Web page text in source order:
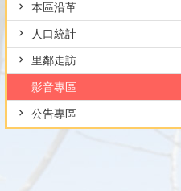
本區沿革
人口統計
里鄰走訪
影音專區
公告專區